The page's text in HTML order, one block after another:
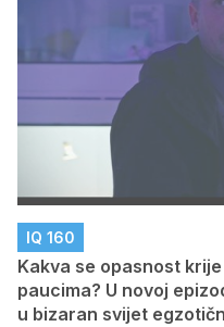
IQ 160
Kakva se opasnost
paucima? U novoj
u bizaran svijet